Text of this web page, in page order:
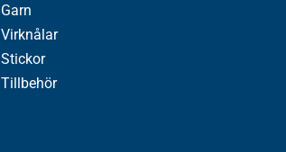
Garn
Virknålar
Stickor
Tillbehör